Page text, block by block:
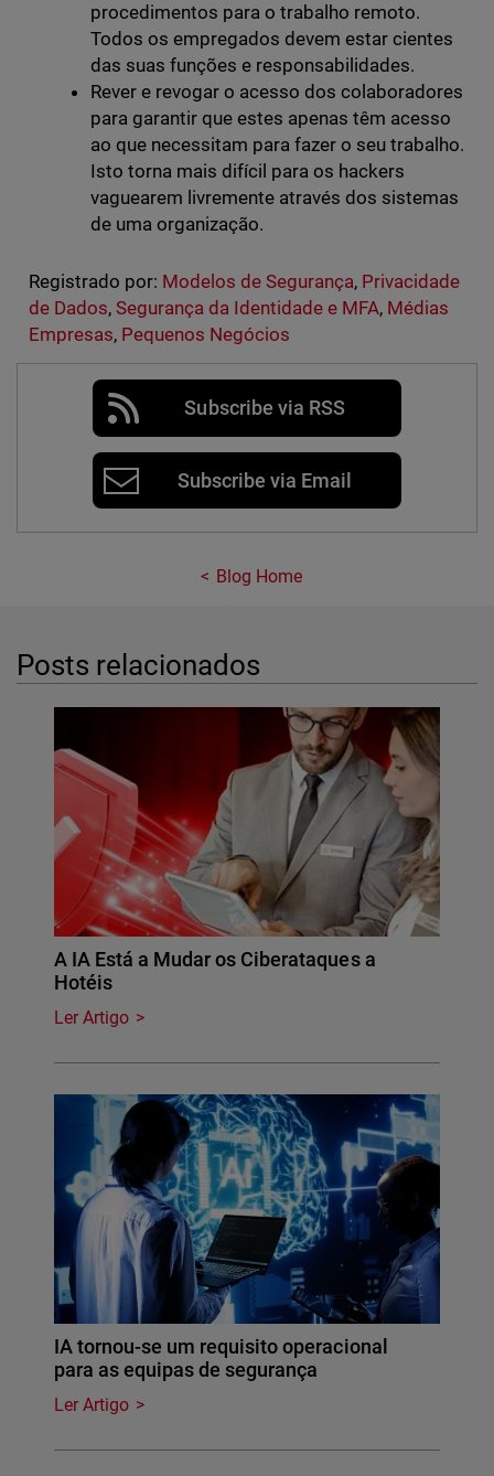
procedimentos para o trabalho remoto.
Todos os empregados devem estar cientes
das suas funções e responsabilidades.
Rever e revogar o acesso dos colaboradores
para garantir que estes apenas têm acesso
ao que necessitam para fazer o seu trabalho.
Isto torna mais difícil para os hackers
vaguearem livremente através dos sistemas
de uma organização.
Registrado por: Modelos de Segurança, Privacidade
de Dados, Segurança da Identidade e MFA, Médias
Empresas, Pequenos Negócios
Subscribe via RSS
Subscribe via Email
Blog Home
Posts relacionados
A IA Está a Mudar os Ciberataques a
Hotéis
Ler Artigo
IA tornou-se um requisito operacional
para as equipas de segurança
Ler Artigo